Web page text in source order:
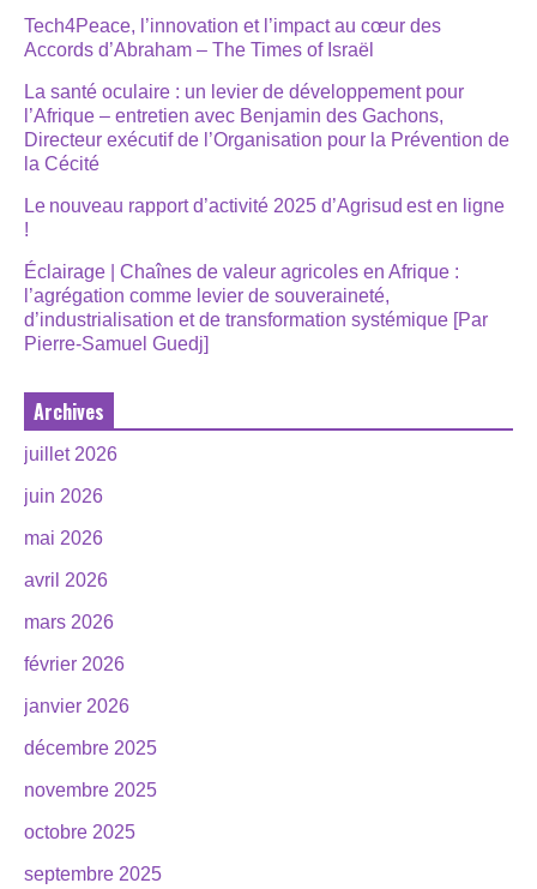
Tech4Peace, l’innovation et l’impact au cœur des
Accords d’Abraham – The Times of Israël
La santé oculaire : un levier de développement pour
l’Afrique – entretien avec Benjamin des Gachons,
Directeur exécutif de l’Organisation pour la Prévention de
la Cécité
Le nouveau rapport d’activité 2025 d’Agrisud est en ligne
!
Éclairage | Chaînes de valeur agricoles en Afrique :
l’agrégation comme levier de souveraineté,
d’industrialisation et de transformation systémique [Par
Pierre-Samuel Guedj]
Archives
juillet 2026
juin 2026
mai 2026
avril 2026
mars 2026
février 2026
janvier 2026
décembre 2025
novembre 2025
octobre 2025
septembre 2025